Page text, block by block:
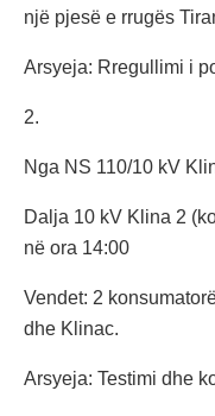
një pjesë e rrugës
Arsyeja: Rregullimi i
2.
Nga NS 110/10 kV
Dalja 10 kV Klina 2
në ora 14:00
Vendet: 2
dhe Klinac.
Arsyeja: Testimi dhe